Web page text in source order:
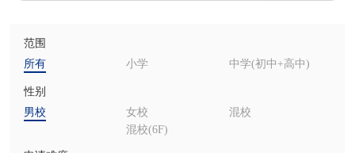
范围
所有
小学 中学(初中+高中)
性别
男校
女校
混校
混校(6F)